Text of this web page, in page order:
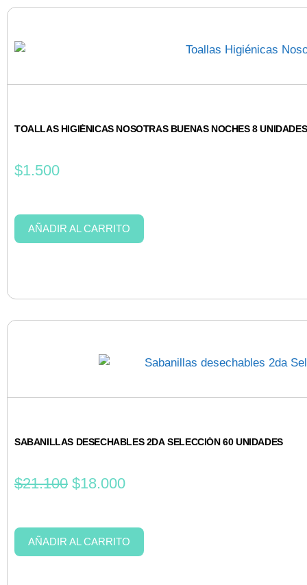
TOALLAS HIGIÉNICAS NOSOTRAS BUENAS NOCHES 8 UNIDADES
$1.500
AÑADIR AL CARRITO
SABANILLAS DESECHABLES 2DA SELECCIÓN 60 UNIDADES
$21.100 $18.000
AÑADIR AL CARRITO